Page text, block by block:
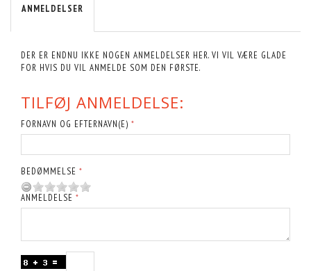
ANMELDELSER
DER ER ENDNU IKKE NOGEN ANMELDELSER HER. VI VIL VÆRE GLADE
FOR HVIS DU VIL ANMELDE SOM DEN FØRSTE.
TILFØJ ANMELDELSE:
FORNAVN OG EFTERNAVN(E)
BEDØMMELSE
ANMELDELSE